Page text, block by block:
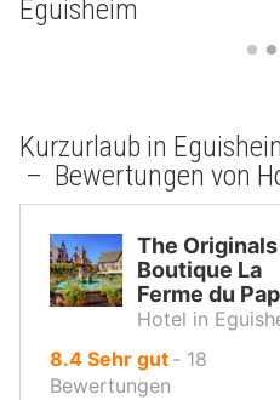
Eguisheim
Kurzurlaub in
– Bewertungen von
The Originals
Boutique La
Ferme du
Hotel in
8.4von
10,
Sehr gut ‐ 18
Bewertungen